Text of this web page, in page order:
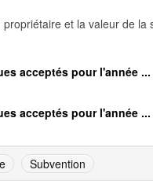
et la valeur de
acceptés pour l'année ...
acceptés pour l'année ...
Subvention